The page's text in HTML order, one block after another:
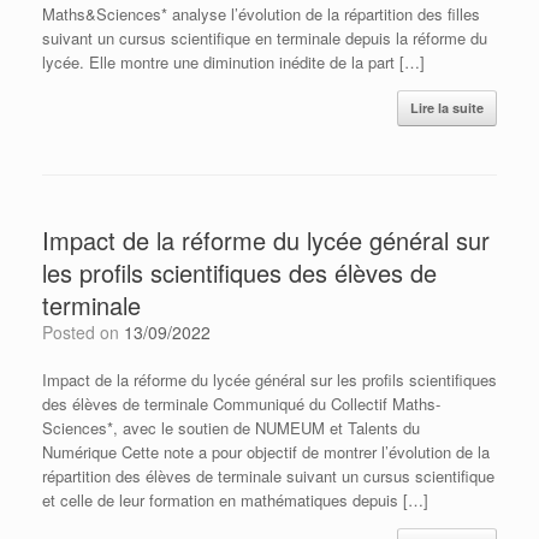
Maths&Sciences* analyse l’évolution de la répartition des filles
suivant un cursus scientifique en terminale depuis la réforme du
lycée. Elle montre une diminution inédite de la part […]
Lire la suite
Impact de la réforme du lycée général sur
les profils scientifiques des élèves de
terminale
Posted on 13/09/2022
Impact de la réforme du lycée général sur les profils scientifiques
des élèves de terminale Communiqué du Collectif Maths-
Sciences*, avec le soutien de NUMEUM et Talents du
Numérique Cette note a pour objectif de montrer l’évolution de la
répartition des élèves de terminale suivant un cursus scientifique
et celle de leur formation en mathématiques depuis […]